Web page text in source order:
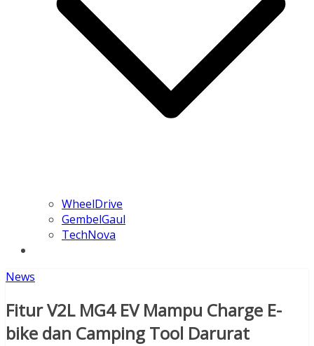
WheelDrive
GembelGaul
TechNova
News
Fitur V2L MG4 EV Mampu Charge E-
bike dan Camping Tool Darurat